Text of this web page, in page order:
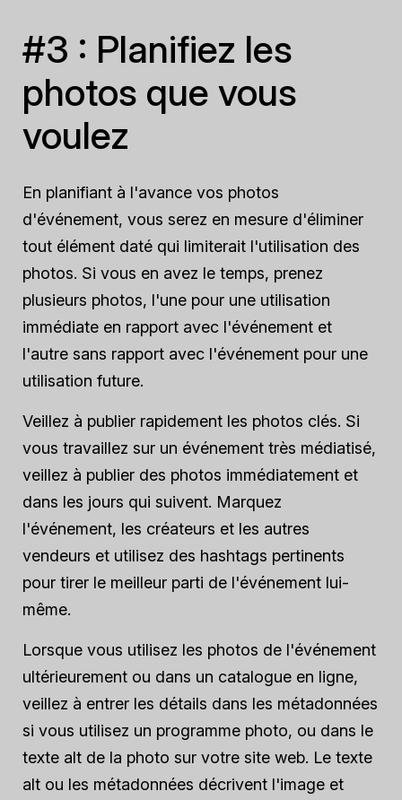
#3 : Planifiez les
photos que vous
voulez
En planifiant à l'avance vos photos
d'événement, vous serez en mesure d'éliminer
tout élément daté qui limiterait l'utilisation des
photos. Si vous en avez le temps, prenez
plusieurs photos, l'une pour une utilisation
immédiate en rapport avec l'événement et
l'autre sans rapport avec l'événement pour une
utilisation future.
Veillez à publier rapidement les photos clés. Si
vous travaillez sur un événement très médiatisé,
veillez à publier des photos immédiatement et
dans les jours qui suivent. Marquez
l'événement, les créateurs et les autres
vendeurs et utilisez des hashtags pertinents
pour tirer le meilleur parti de l'événement lui-
même.
Lorsque vous utilisez les photos de l'événement
ultérieurement ou dans un catalogue en ligne,
veillez à entrer les détails dans les métadonnées
si vous utilisez un programme photo, ou dans le
texte alt de la photo sur votre site web. Le texte
alt ou les métadonnées décrivent l'image et